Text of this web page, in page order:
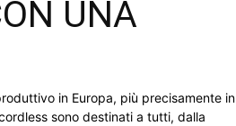
UNA
in Europa, più precisamente in
sono destinati a tutti, dalla